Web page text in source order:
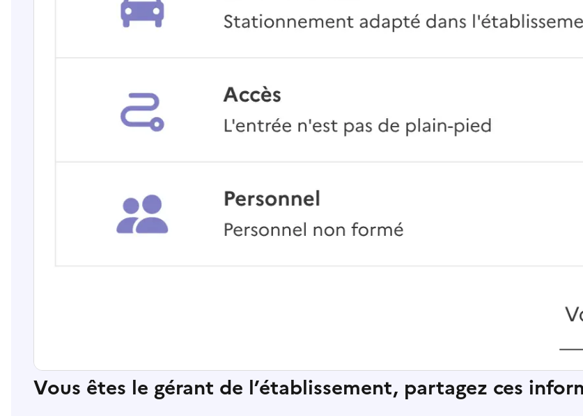
Vous êtes le gérant de l’établissement, partagez ces